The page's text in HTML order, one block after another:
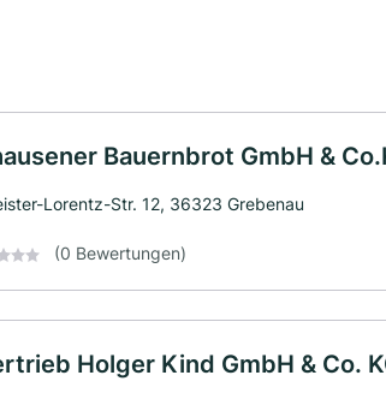
Bauernbrot GmbH &
Lorentz-Str. 12, 36323 Grebenau
(0 Bewertungen)
Holger Kind GmbH & Co.